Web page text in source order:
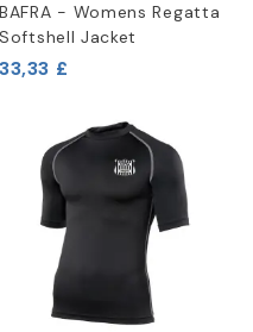
BAFRA - Womens Regatta
Softshell Jacket
33,33 £